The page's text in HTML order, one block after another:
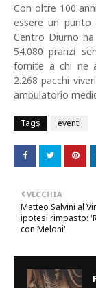
Con oltre 100
essere un
Centro Diurno
54.080 pranzi
fornite a chi ne
2.268 pacchi
ambulatorio
Tags eventi
VECCHIA
Matteo Salvini al
ipotesi rimpasto:
con Meloni'